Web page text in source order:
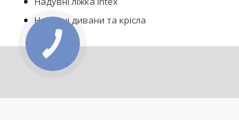
Надувні дивани та крісла